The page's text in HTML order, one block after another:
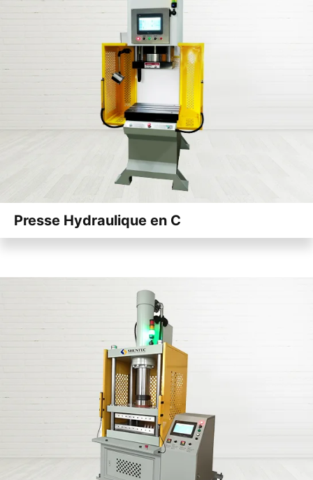
Presse Hydraulique en C